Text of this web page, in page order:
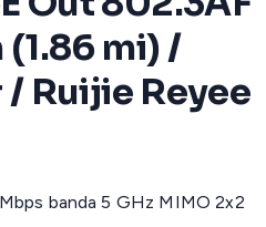
(1.86 mi) /
Ruijie Reyee
banda 5 GHz MIMO 2x2